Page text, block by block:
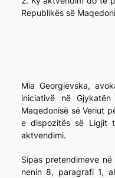
Republikës së
Mia Georgievska,
iniciativë në
Maqedonisë së Veriut
e dispozitës së Ligjit
aktvendimi.
Sipas pretendimeve
nenin 8, paragrafi 1,